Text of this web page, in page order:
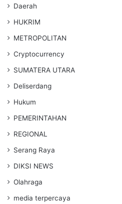
Daerah
HUKRIM
METROPOLITAN
Cryptocurrency
SUMATERA UTARA
Deliserdang
Hukum
PEMERINTAHAN
REGIONAL
Serang Raya
DIKSI NEWS
Olahraga
media terpercaya